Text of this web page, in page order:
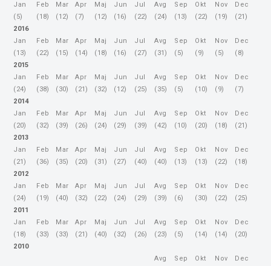
Jan
(5)
Feb
(18)
Mar
(12)
Apr
(7)
Maj
(12)
Jun
(16)
Jul
(22)
Avg
(24)
Sep
(13)
Okt
(22)
Nov
(19)
Dec
(21)
2016
Jan
(13)
Feb
(22)
Mar
(15)
Apr
(14)
Maj
(18)
Jun
(16)
Jul
(27)
Avg
(31)
Sep
(5)
Okt
(9)
Nov
(5)
Dec
(8)
2015
Jan
(24)
Feb
(38)
Mar
(30)
Apr
(21)
Maj
(32)
Jun
(12)
Jul
(25)
Avg
(35)
Sep
(5)
Okt
(10)
Nov
(9)
Dec
(7)
2014
Jan
(20)
Feb
(32)
Mar
(39)
Apr
(26)
Maj
(24)
Jun
(29)
Jul
(39)
Avg
(42)
Sep
(10)
Okt
(20)
Nov
(18)
Dec
(21)
2013
Jan
(21)
Feb
(36)
Mar
(35)
Apr
(20)
Maj
(31)
Jun
(27)
Jul
(40)
Avg
(40)
Sep
(13)
Okt
(13)
Nov
(22)
Dec
(18)
2012
Jan
(24)
Feb
(19)
Mar
(40)
Apr
(32)
Maj
(22)
Jun
(24)
Jul
(29)
Avg
(39)
Sep
(6)
Okt
(30)
Nov
(22)
Dec
(25)
2011
Jan
(18)
Feb
(33)
Mar
(33)
Apr
(21)
Maj
(40)
Jun
(32)
Jul
(26)
Avg
(23)
Sep
(5)
Okt
(14)
Nov
(14)
Dec
(20)
2010
Avg
Sep
Okt
Nov
Dec